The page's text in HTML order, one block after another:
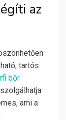
az
tartós
bőr
ami a